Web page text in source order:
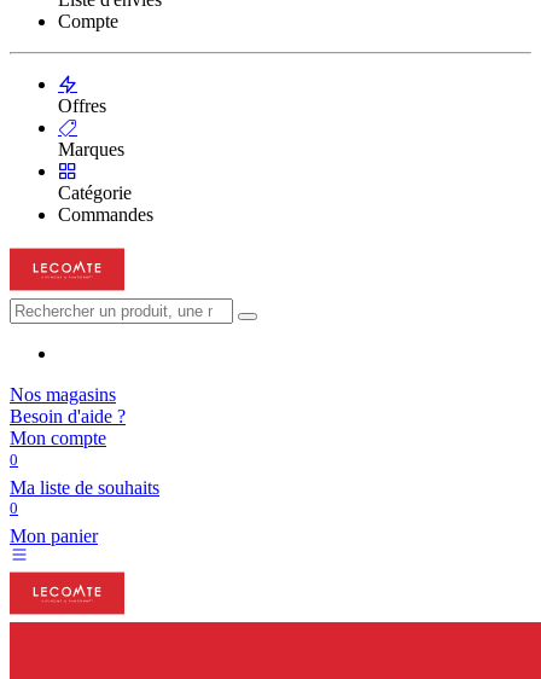
Compte
Offres
Marques
Catégorie
Commandes
Nos magasins
Besoin d'aide ?
Mon compte
0
Ma liste de souhaits
0
Mon panier